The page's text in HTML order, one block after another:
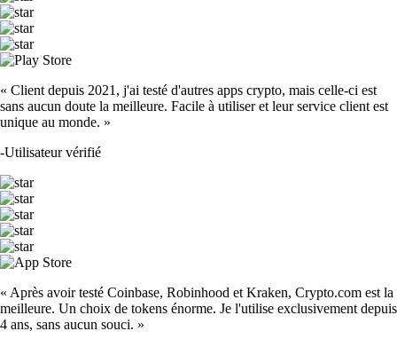
« Client depuis 2021, j'ai testé d'autres apps crypto, mais celle-ci est
sans aucun doute la meilleure. Facile à utiliser et leur service client est
unique au monde. »
-Utilisateur vérifié
« Après avoir testé Coinbase, Robinhood et Kraken, Crypto.com est la
meilleure. Un choix de tokens énorme. Je l'utilise exclusivement depuis
4 ans, sans aucun souci. »